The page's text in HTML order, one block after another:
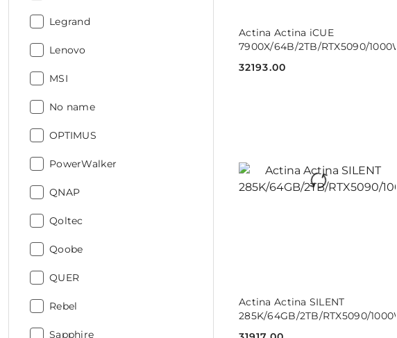
Producent:
Legrand
Producent:
Lenovo
Producent:
MSI
Producent:
No name
Producent:
OPTIMUS
Producent:
PowerWalker
Producent:
QNAP
Producent:
Qoltec
Producent:
Qoobe
Producent:
QUER
Producent:
Rebel
Producent:
Sapphire
Actina Actina iCUE
7900X/64B/2TB/RTX5090/1000W
Cena:
32193.00
DO KOSZYKA
Actina Actina SILENT
285K/64GB/2TB/RTX5090/